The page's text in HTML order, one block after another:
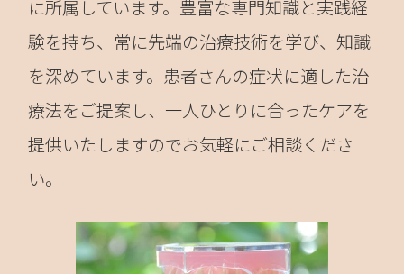
に所属しています。豊富な専門知識と実践経
験を持ち、常に先端の治療技術を学び、知識
を深めています。患者さんの症状に適した治
療法をご提案し、一人ひとりに合ったケアを
提供いたしますのでお気軽にご相談くださ
い。